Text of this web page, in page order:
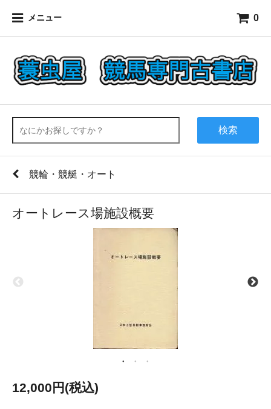
メニュー 0
検索
競輪・競艇・オート
オートレース場施設概要
12,000円(税込)